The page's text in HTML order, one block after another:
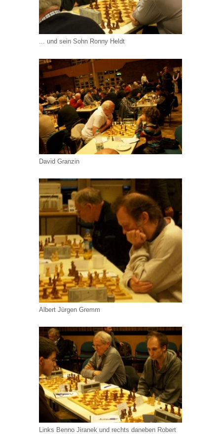
... und sein Sohn Ronny Heldt
David Granzin
Albert Jürgen Gremm
Links Benno Jiranek und rechts daneben Robert